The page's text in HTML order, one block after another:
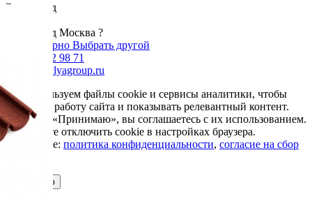
Ваш город
Ваш город Москва ?
Да, все верно Выбрать другой
+7 985 002 98 71
info@krovlyagroup.ru
Мы используем файлы cookie и сервисы аналитики, чтобы
улучшить работу сайта и показывать релевантный контент.
Нажимая «Принимаю», вы соглашаетесь с их использованием.
Вы можете отключить cookie в настройках браузера.
Подробнее: политика конфиденциальности, согласие на сбор
Принимаю